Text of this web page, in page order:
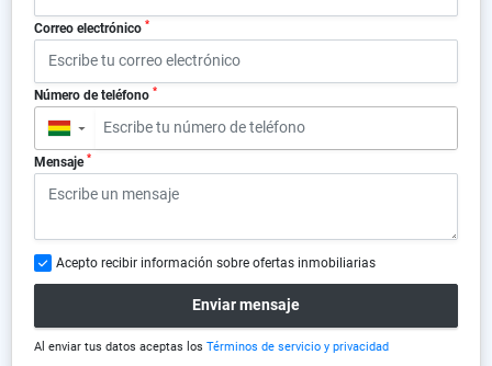
Correo electrónico *
Número de teléfono *
▼
Mensaje *
Acepto recibir información sobre ofertas inmobiliarias
Enviar mensaje
Al enviar tus datos aceptas los Términos de servicio y privacidad